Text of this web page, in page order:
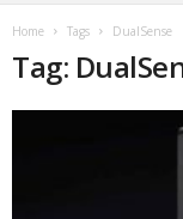
Home Tags DualSense
Tag: